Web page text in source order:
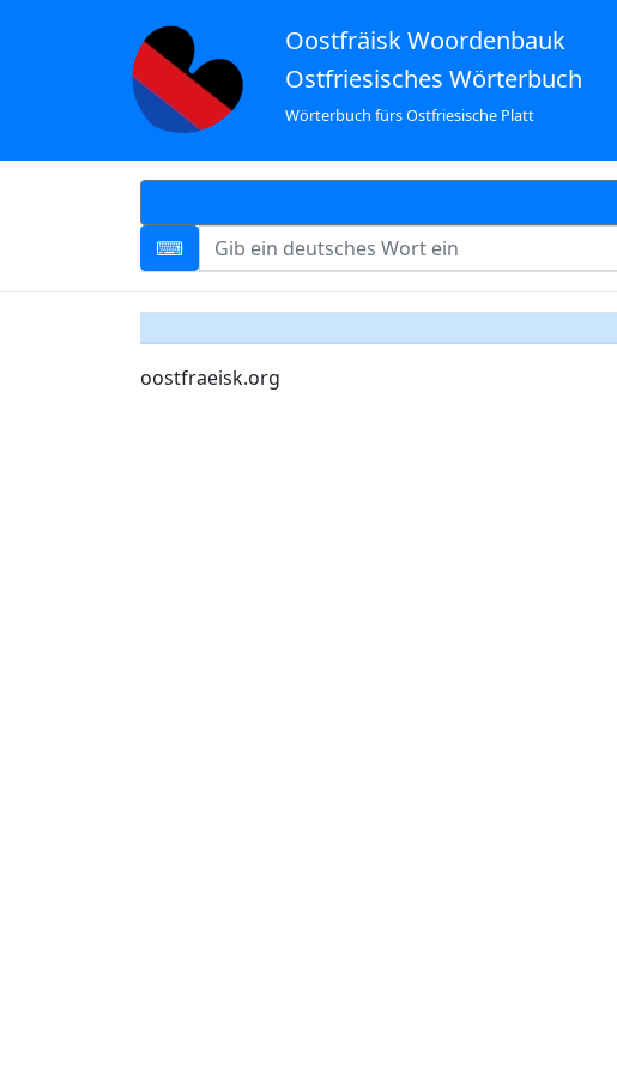
Oostfräisk Woordenbauk
Ostfriesisches Wörterbuch
Wörterbuch fürs Ostfriesische Platt
oostfraeisk.org